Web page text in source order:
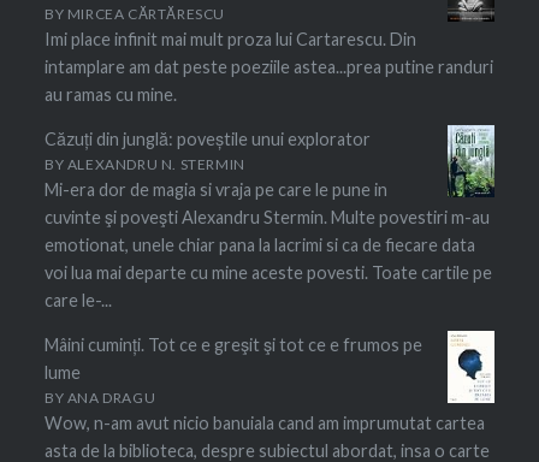
BY MIRCEA CĂRTĂRESCU
Imi place infinit mai mult proza lui Cartarescu. Din
intamplare am dat peste poeziile astea...prea putine randuri
au ramas cu mine.
Căzuți din junglă: poveștile unui explorator
BY ALEXANDRU N. STERMIN
Mi-era dor de magia si vraja pe care le pune in
cuvinte şi poveşti Alexandru Stermin. Multe povestiri m-au
emotionat, unele chiar pana la lacrimi si ca de fiecare data
voi lua mai departe cu mine aceste povesti. Toate cartile pe
care le-...
Mâini cuminți. Tot ce e greşit şi tot ce e frumos pe
lume
BY ANA DRAGU
Wow, n-am avut nicio banuiala cand am imprumutat cartea
asta de la biblioteca, despre subiectul abordat, insa o carte